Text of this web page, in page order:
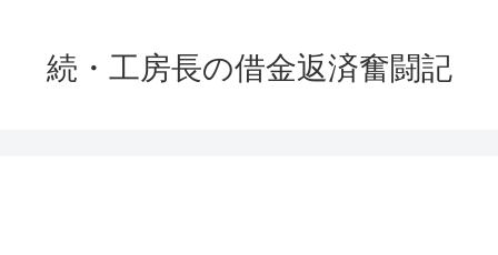
続・工房長の借金返済奮闘記